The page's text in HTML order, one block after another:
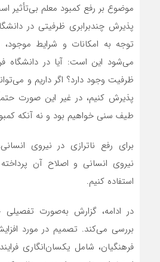
موضوع بر رفع کمبود معلم بی‌تأثیر
پذیرش چندبرابری ظرفیتی در
توجه به امکانات و شرایط
می‌شود این است: آیا در دانشگاه
ظرفیت وجود دارد؟ اگر داریم و
پذیرش کنیم، در غیر این صورت
طیف سنی خواهیم بود و نه آنکه
برای رفع ناترازی در نیروی
نیروی انسانی و اصلاح آن
استفاده کنیم.
در ادامه، گزارش به‌صورت تفصیلی
بررسی می‌کند. تصمیم در مورد
فرهنگیان، شامل یکسان‌انگاری